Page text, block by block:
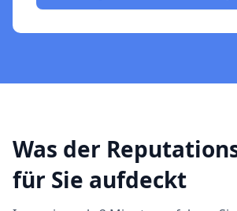
Was der
für Sie aufdeckt